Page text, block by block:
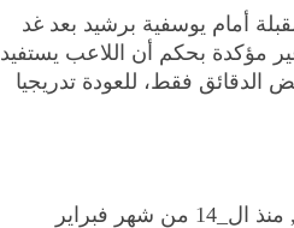
أمام يوسفية برشيد بعد غد
مؤكدة بحكم أن اللاعب يستفيد
فقط، للعودة تدريجيا
يُشار إلى أن محسن متولي غاب عن مباريات الرجاء الرياضي, منذ ال_14 من شهر فبراير